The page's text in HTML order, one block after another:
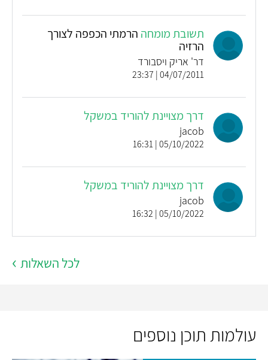
תשובת מומחה הרמתי הכפפה לצורך
הרזיה
דר' אריק ויסבורד
04/07/2011 | 23:37
דרך מצויינת להוריד במשקל
jacob
05/10/2022 | 16:31
דרך מצויינת להוריד במשקל
jacob
05/10/2022 | 16:32
לכל השאלות
עולמות תוכן נוספים